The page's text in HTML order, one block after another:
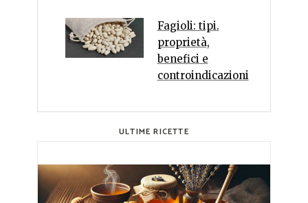
Fagioli: tipi.
proprietà,
benefici e
controindicazioni
ULTIME RICETTE